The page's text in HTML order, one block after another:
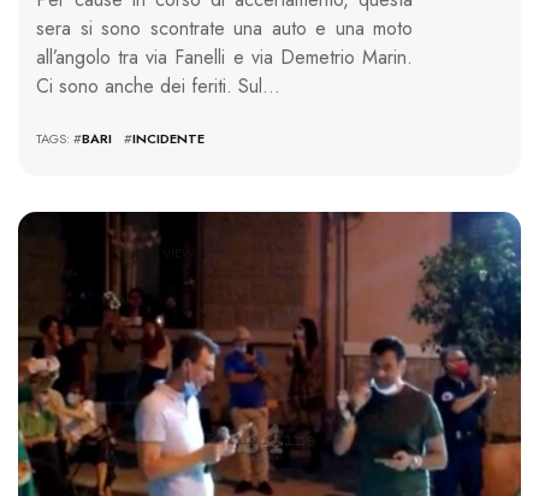
sera si sono scontrate una auto e una moto
all’angolo tra via Fanelli e via Demetrio Marin.
Ci sono anche dei feriti. Sul…
TAGS: #BARI #INCIDENTE
4166 VIEWS